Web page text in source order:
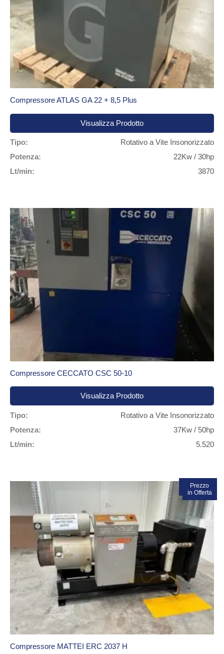
Compressore ATLAS GA 22 + 8,5 Plus
Visualizza Prodotto
Tipo:
Rotativo a Vite Insonorizzato
Potenza:
22Kw / 30hp
Lt/min:
3870
Compressore CECCATO CSC 50-10
Visualizza Prodotto
Tipo:
Rotativo a Vite Insonorizzato
Potenza:
37Kw / 50hp
Lt/min:
5.520
In vendita!
Prezzo
in Offerta
Compressore MATTEI ERC 2037 H